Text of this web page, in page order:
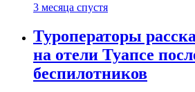
3 месяца спустя
Туроператоры
на отели Туапсе
беспилотников